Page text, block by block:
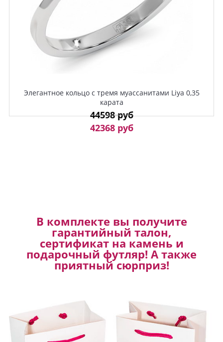
Элегантное кольцо с тремя муассанитами Liya 0,35
карата
44598 руб
42368 руб
В комплекте вы получите
гарантийный талон,
сертификат на камень и
подарочный футляр! А также
приятный сюрприз!